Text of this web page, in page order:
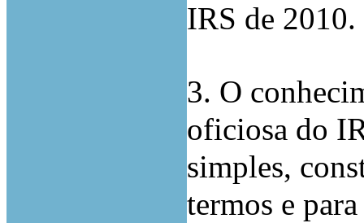
IRS de 2010.
3. O
oficiosa do
simples,
termos e